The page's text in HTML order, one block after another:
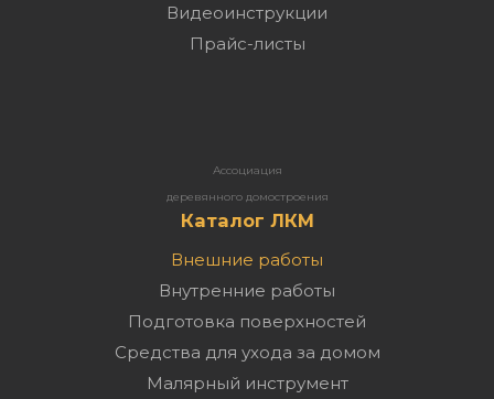
Видеоинструкции
Прайс-листы
Ассоциация
деревянного домостроения
Каталог ЛКМ
Внешние работы
Внутренние работы
Подготовка поверхностей
Средства для ухода за домом
Малярный инструмент